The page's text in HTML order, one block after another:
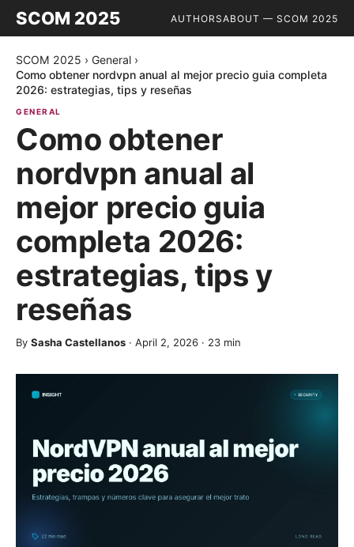
SCOM 2025 AUTHORSABOUT — SCOM 2025
SCOM 2025 › General ›
Como obtener nordvpn anual al mejor precio guia completa
2026: estrategias, tips y reseñas
GENERAL
Como obtener
nordvpn anual al
mejor precio guia
completa 2026:
estrategias, tips y
reseñas
By Sasha Castellanos · April 2, 2026 · 23 min